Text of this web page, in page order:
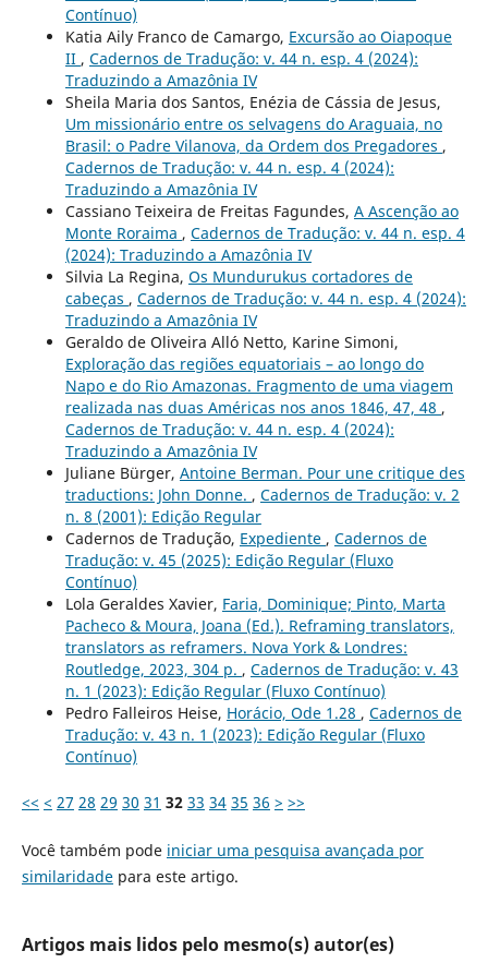
Contínuo)
Katia Aily Franco de Camargo, Excursão ao Oiapoque
II , Cadernos de Tradução: v. 44 n. esp. 4 (2024):
Traduzindo a Amazônia IV
Sheila Maria dos Santos, Enézia de Cássia de Jesus,
Um missionário entre os selvagens do Araguaia, no
Brasil: o Padre Vilanova, da Ordem dos Pregadores ,
Cadernos de Tradução: v. 44 n. esp. 4 (2024):
Traduzindo a Amazônia IV
Cassiano Teixeira de Freitas Fagundes, A Ascenção ao
Monte Roraima , Cadernos de Tradução: v. 44 n. esp. 4
(2024): Traduzindo a Amazônia IV
Silvia La Regina, Os Mundurukus cortadores de
cabeças , Cadernos de Tradução: v. 44 n. esp. 4 (2024):
Traduzindo a Amazônia IV
Geraldo de Oliveira Alló Netto, Karine Simoni,
Exploração das regiões equatoriais – ao longo do
Napo e do Rio Amazonas. Fragmento de uma viagem
realizada nas duas Américas nos anos 1846, 47, 48 ,
Cadernos de Tradução: v. 44 n. esp. 4 (2024):
Traduzindo a Amazônia IV
Juliane Bürger, Antoine Berman. Pour une critique des
traductions: John Donne. , Cadernos de Tradução: v. 2
n. 8 (2001): Edição Regular
Cadernos de Tradução, Expediente , Cadernos de
Tradução: v. 45 (2025): Edição Regular (Fluxo
Contínuo)
Lola Geraldes Xavier, Faria, Dominique; Pinto, Marta
Pacheco & Moura, Joana (Ed.). Reframing translators,
translators as reframers. Nova York & Londres:
Routledge, 2023, 304 p. , Cadernos de Tradução: v. 43
n. 1 (2023): Edição Regular (Fluxo Contínuo)
Pedro Falleiros Heise, Horácio, Ode 1.28 , Cadernos de
Tradução: v. 43 n. 1 (2023): Edição Regular (Fluxo
Contínuo)
<< < 27 28 29 30 31 32 33 34 35 36 > >>
Você também pode iniciar uma pesquisa avançada por
similaridadepara este artigo.
Artigos mais lidos pelo mesmo(s) autor(es)